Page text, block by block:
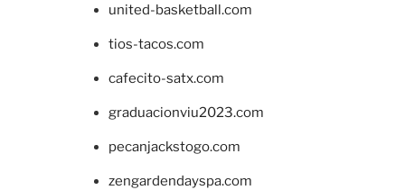
united-basketball.com
tios-tacos.com
cafecito-satx.com
graduacionviu2023.com
pecanjackstogo.com
zengardendayspa.com